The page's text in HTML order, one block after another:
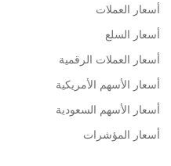
أسعار العملات
أسعار السلع
أسعار العملات الرقمية
أسعار الأسهم الأمريكية
أسعار الأسهم السعودية
أسعار المؤشرات